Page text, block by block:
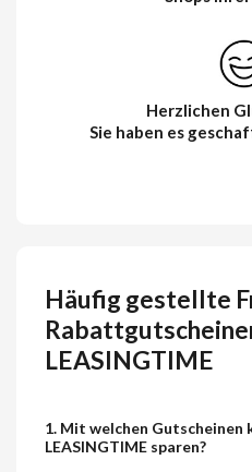
Herzlichen
Sie haben es
Häufig gestellte
LEASINGTIME
1. Mit welchen Gutscheinen
LEASINGTIME sparen?